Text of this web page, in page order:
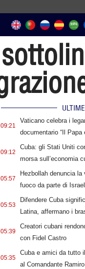
09:21
Vaticano celebra i
documentario “Il Papa
09:12
Cuba: gli Stati Uniti
morsa sull’economia
05:57
Hezbollah denuncia
fuoco da parte di
05:53
Difendere Cuba
Latina, affermano i
05:39
Creatori cubani
con Fidel Castro
05:35
Cuba e amici da tutto
al Comandante